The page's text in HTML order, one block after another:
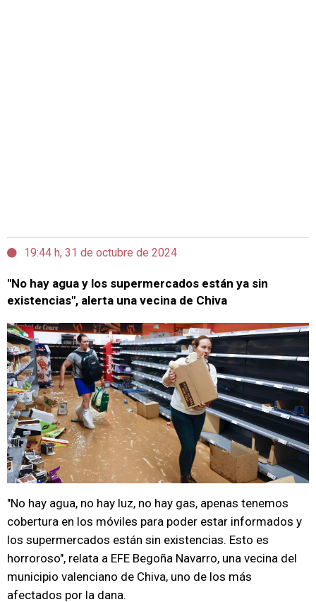
19:44 h, 31 de octubre de 2024
"No hay agua y los supermercados están ya sin
existencias", alerta una vecina de Chiva
"No hay agua, no hay luz, no hay gas, apenas tenemos
cobertura en los móviles para poder estar informados y
los supermercados están sin existencias. Esto es
horroroso", relata a EFE Begoña Navarro, una vecina del
municipio valenciano de Chiva, uno de los más
afectados por la dana.